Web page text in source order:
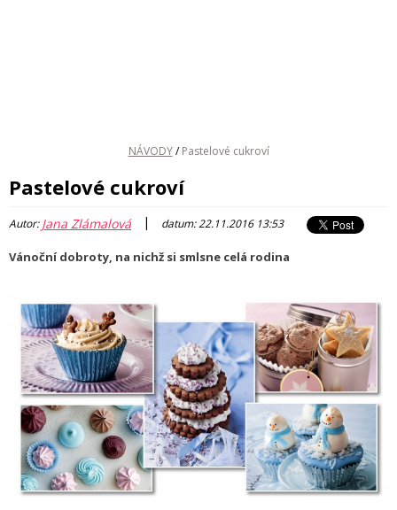
NÁVODY / Pastelové cukroví
Pastelové cukroví
Autor:Jana Zlámalová | datum: 22.11.2016 13:53
Vánoční dobroty, na nichž si smlsne celá rodina